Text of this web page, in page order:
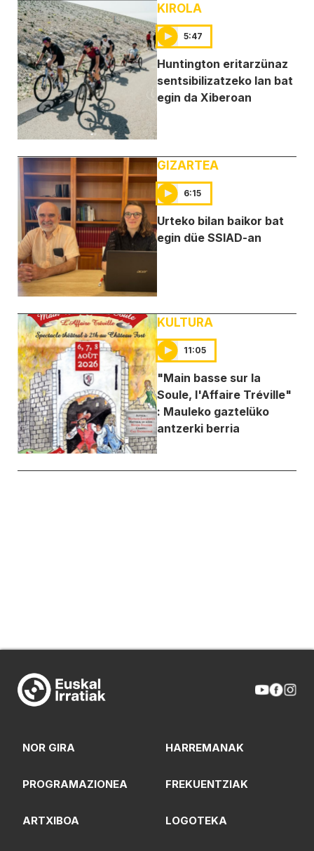
KIROLA
5:47
Huntington eritarzünaz
sentsibilizatzeko lan bat
egin da Xiberoan
GIZARTEA
6:15
Urteko bilan baikor bat
egin düe SSIAD-an
KULTURA
11:05
"Main basse sur la
Soule, l'Affaire Tréville"
: Mauleko gaztelüko
antzerki berria
NOR GIRA HARREMANAK
PROGRAMAZIONEA FREKUENTZIAK
ARTXIBOA LOGOTEKA